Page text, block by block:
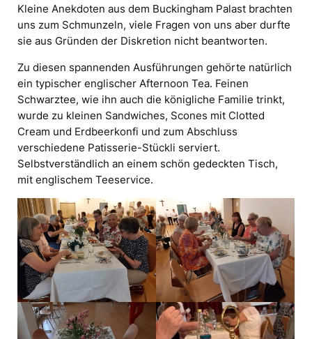
Kleine Anekdoten aus dem Buckingham Palast brachten
uns zum Schmunzeln, viele Fragen von uns aber durfte
sie aus Gründen der Diskretion nicht beantworten.
Zu diesen spannenden Ausführungen gehörte natürlich
ein typischer englischer Afternoon Tea. Feinen
Schwarztee, wie ihn auch die königliche Familie trinkt,
wurde zu kleinen Sandwiches, Scones mit Clotted
Cream und Erdbeerkonfi und zum Abschluss
verschiedene Patisserie-Stückli serviert.
Selbstverständlich an einem schön gedeckten Tisch,
mit englischem Teeservice.